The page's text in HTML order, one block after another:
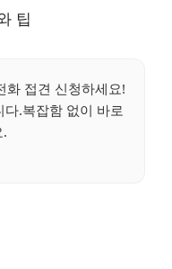
팁
화 접견 신청하세요!
.복잡함 없이 바로